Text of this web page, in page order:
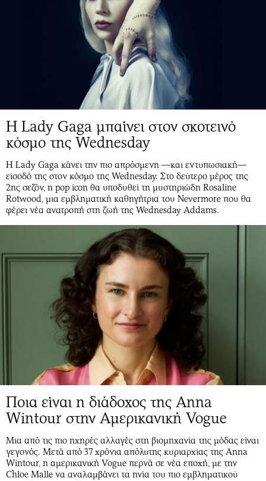
Η Lady Gaga μπαίνει στον σκοτεινό
κόσμο της Wednesday
Η Lady Gaga κάνει την πιο απρόσμενη —και εντυπωσιακή—
είσοδό της στον κόσμο της Wednesday. Στο δεύτερο μέρος της
2ης σεζόν, η pop icon θα υποδυθεί τη μυστηριώδη Rosaline
Rotwood, μια εμβληματική καθηγήτρια του Nevermore που θα
φέρει νέα ανατροπή στη ζωή της Wednesday Addams.
Ποια είναι η διάδοχος της Anna
Wintour στην Αμερικανική Vogue
Μια από τις πιο ηχηρές αλλαγές στη βιομηχανία της μόδας είναι
γεγονός. Μετά από 37 χρόνια απόλυτης κυριαρχίας της Anna
Wintour, η αμερικανική Vogue περνά σε νέα εποχή, με την
Chloe Malle να αναλαμβάνει τα ηνία του πιο εμβληματικού